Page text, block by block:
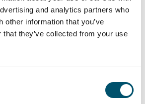
and analytics partners who
other information that you’ve
that they’ve collected from your use
Großbritannien
glass #IG unit #IGU #insulating
wollten wir Dreifach-Isolierglas-
da sie uns eine höhere Effizienz